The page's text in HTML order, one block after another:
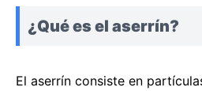
¿Qué es el aserrín?
El aserrín consiste en